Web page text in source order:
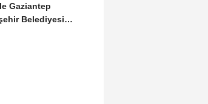
Gaziantep
Belediyesi